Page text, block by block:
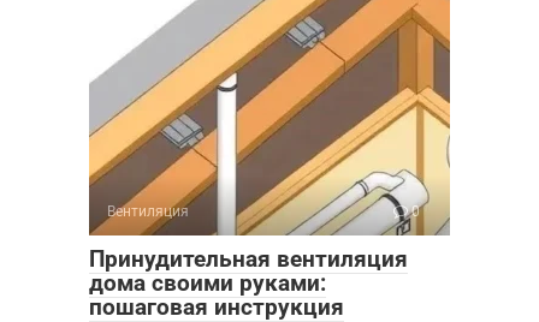
Вентиляция 0
Принудительная вентиляция
дома своими руками:
пошаговая инструкция